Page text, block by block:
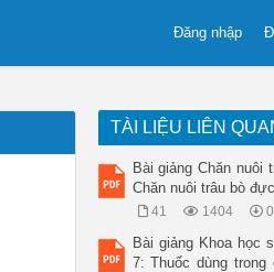
Đăng nhập
TÀI LIỆU LIÊN
Bài giảng Chăn nuôi
Chăn nuôi trâu bò
41 1404 0
Bài giảng Khoa học
7: Thuốc dùng